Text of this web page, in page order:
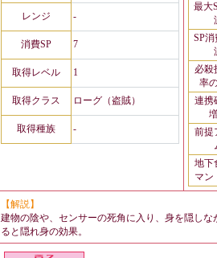
レンジ -
消費SP 7
取得レベル 1
取得クラス ローグ（盗賊）
取得種族 -
最大
SP
必殺
率
連携
前提
地下
マン
【解説】
建物の陰や、センサーの死角に入り、身を隠し
ると隠れ身の効果。